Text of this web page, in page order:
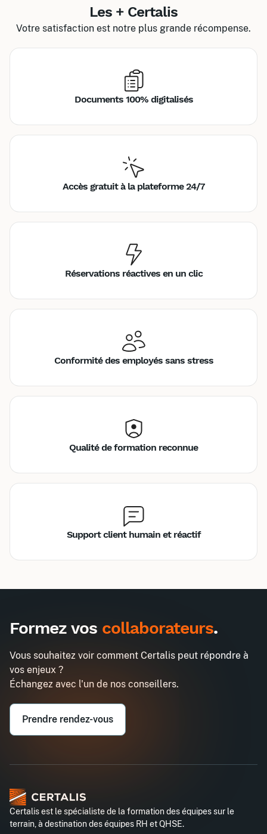
Les + Certalis
Votre satisfaction est notre plus grande récompense.
Documents 100% digitalisés
Accès gratuit à la plateforme 24/7
Réservations réactives en un clic
Conformité des employés sans stress
Qualité de formation reconnue
Support client humain et réactif
Manager le bien-être au travail dans
Entreprise*
Téléphone professionnel*
Formez vos collaborateurs.
Vous souhaitez voir comment Certalis peut répondre à
vos enjeux ?
Échangez avec l'un de nos conseillers.
Prendre rendez-vous
Certalis est le spécialiste de la formation des équipes sur le
terrain, à destination des équipes RH et QHSE.